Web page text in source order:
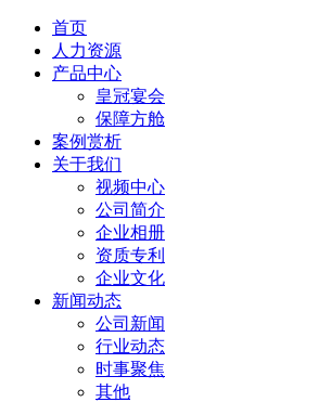
首页
人力资源
产品中心
皇冠宴会
保障方舱
案例赏析
关于我们
视频中心
公司简介
企业相册
资质专利
企业文化
新闻动态
公司新闻
行业动态
时事聚焦
其他